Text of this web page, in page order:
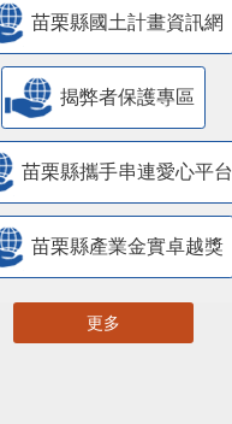
苗栗縣國土計畫資訊網
揭弊者保護專區
苗栗縣攜手串連愛心平台
苗栗縣產業金實卓越獎
更多